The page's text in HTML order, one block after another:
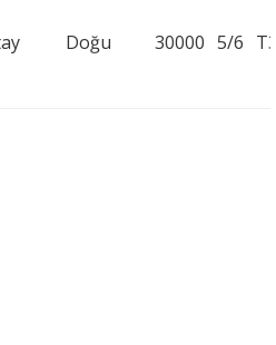
Doğu 30000 5/6